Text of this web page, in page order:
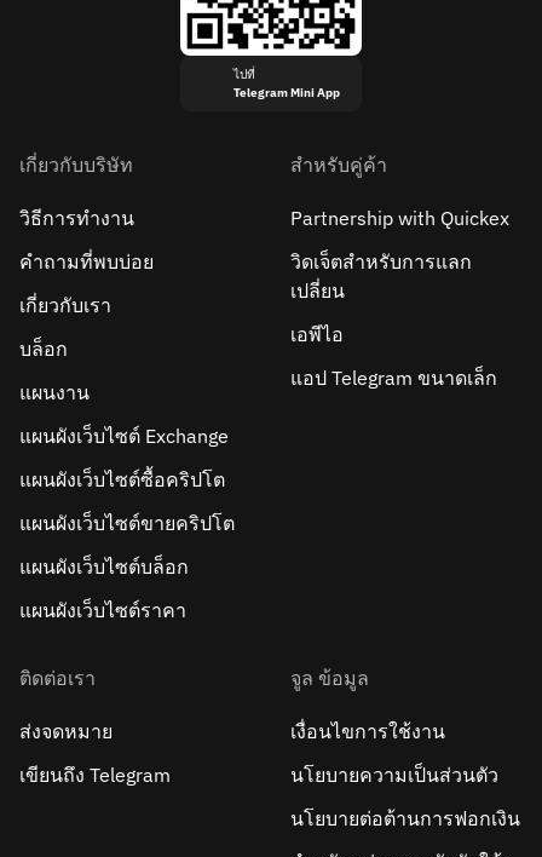
ไปที่
Telegram Mini App
เกี่ยวกับบริษัท
วิธีการทำงาน
คำถามที่พบบ่อย
เกี่ยวกับเรา
บล็อก
แผนงาน
แผนผังเว็บไซต์ Exchange
แผนผังเว็บไซต์ซื้อคริปโต
แผนผังเว็บไซต์ขายคริปโต
แผนผังเว็บไซต์บล็อก
แผนผังเว็บไซต์ราคา
สำหรับคู่ค้า
Partnership with Quickex
วิดเจ็ตสำหรับการแลก
เปลี่ยน
เอพีไอ
แอป Telegram ขนาดเล็ก
ติดต่อเรา
ส่งจดหมาย
เขียนถึง Telegram
จูล ข้อมูล
เงื่อนไขการใช้งาน
นโยบายความเป็นส่วนตัว
นโยบายต่อต้านการฟอกเงิน